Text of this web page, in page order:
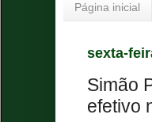
Página inicial
sexta-
Simão
efetivo